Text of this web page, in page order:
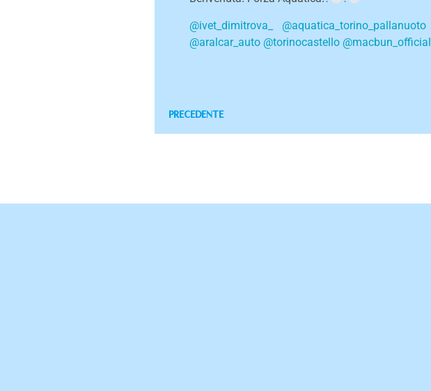
@ivet_dimitrova_ @aquatica_torino_pallanuoto
@aralcar_auto @torinocastello @macbun_official
PRECEDENTE